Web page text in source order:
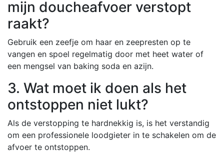
mijn doucheafvoer verstopt
raakt?
Gebruik een zeefje om haar en zeepresten op te
vangen en spoel regelmatig door met heet water of
een mengsel van baking soda en azijn.
3. Wat moet ik doen als het
ontstoppen niet lukt?
Als de verstopping te hardnekkig is, is het verstandig
om een professionele loodgieter in te schakelen om de
afvoer te ontstoppen.